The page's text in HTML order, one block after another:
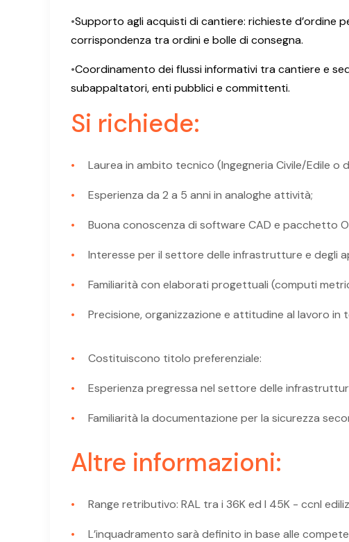
•Supporto agli acquisti di cantiere: richieste d’ordine
corrispondenza tra ordini e bolle di consegna.
•Coordinamento dei flussi informativi tra cantiere e
subappaltatori, enti pubblici e committenti.
Si richiede:
Laurea in ambito tecnico (Ingegneria Civile/Edile o
Esperienza da 2 a 5 anni in analoghe attività;
Buona conoscenza di software CAD e pacchetto
Interesse per il settore delle infrastrutture e degli
Familiarità con elaborati progettuali (computi
Precisione, organizzazione e attitudine al lavoro in
Costituiscono titolo preferenziale:
Esperienza pregressa nel settore delle
Familiarità la documentazione per la sicurezza
Altre informazioni:
Range retributivo: RAL tra i 36K ed I 45K - ccnl
L’inquadramento sarà definito in base alle